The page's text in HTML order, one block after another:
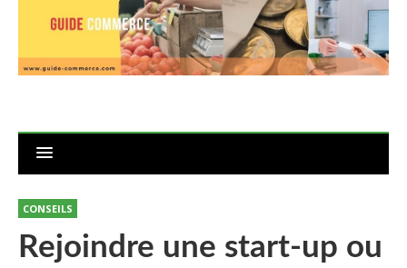
CONSEILS
Rejoindre une start-up ou